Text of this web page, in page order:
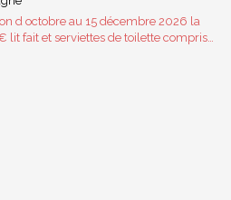
d octobre au 15 décembre 2026 la
lit fait et serviettes de toilette compris…